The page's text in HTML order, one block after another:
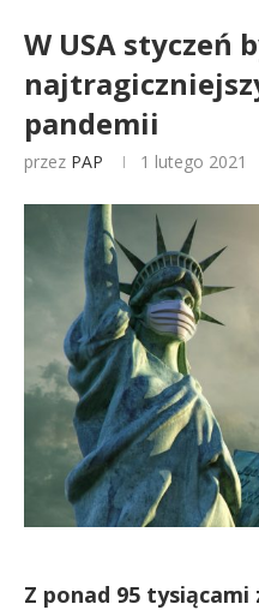
W USA styczeń
pandemii
przez PAP 1 lutego 2021
Z ponad 95